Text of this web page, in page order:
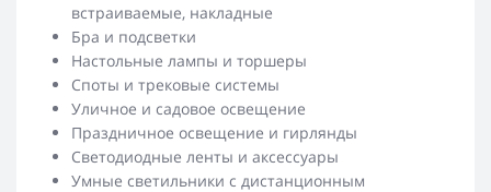
встраиваемые, накладные
Бра и подсветки
Настольные лампы и торшеры
Споты и трековые системы
Уличное и садовое освещение
Праздничное освещение и гирлянды
Светодиодные ленты и аксессуары
Умные светильники с дистанционным